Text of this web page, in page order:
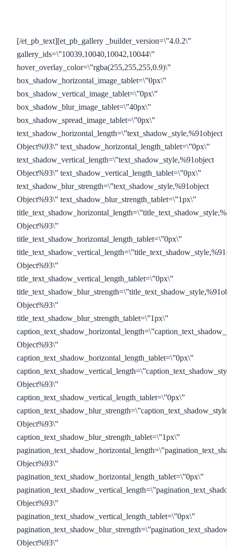
[/et_pb_text][et_pb_gallery _builder_version=\”4.0.2\”
gallery_ids=\”10039,10040,10042,10044\”
hover_overlay_color=\”rgba(255,255,255,0.9)\”
box_shadow_horizontal_image_tablet=\”0px\”
box_shadow_vertical_image_tablet=\”0px\”
box_shadow_blur_image_tablet=\”40px\”
box_shadow_spread_image_tablet=\”0px\”
text_shadow_horizontal_length=\”text_shadow_style,%91object
Object%93\” text_shadow_horizontal_length_tablet=\”0px\”
text_shadow_vertical_length=\”text_shadow_style,%91object
Object%93\” text_shadow_vertical_length_tablet=\”0px\”
text_shadow_blur_strength=\”text_shadow_style,%91object
Object%93\” text_shadow_blur_strength_tablet=\”1px\”
Object%93\”
title_text_shadow_horizontal_length_tablet=\”0px\”
Object%93\”
title_text_shadow_vertical_length_tablet=\”0px\”
Object%93\”
title_text_shadow_blur_strength_tablet=\”1px\”
Object%93\”
caption_text_shadow_horizontal_length_tablet=\”0px\”
Object%93\”
caption_text_shadow_vertical_length_tablet=\”0px\”
Object%93\”
caption_text_shadow_blur_strength_tablet=\”1px\”
Object%93\”
pagination_text_shadow_horizontal_length_tablet=\”0px\”
Object%93\”
pagination_text_shadow_vertical_length_tablet=\”0px\”
Object%93\”